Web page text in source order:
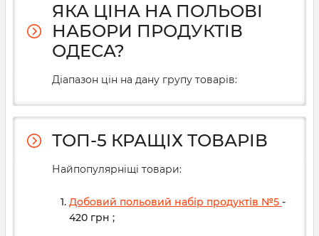
ЯКА ЦІНА НА ПОЛЬОВІ
НАБОРИ ПРОДУКТІВ
ОДЕСА?
Діапазон цін на дану групу товарів:
ТОП-5 КРАЩІХ ТОВАРІВ
Найпопулярніщі товари:
Добовий польовий набір продуктів №5 -
420 грн ;